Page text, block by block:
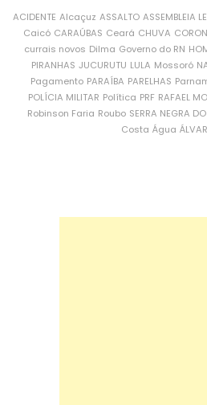
ACIDENTE Alcaçuz ASSALTO ASSEMBLEIA
Caicó CARAÚBAS Ceará CHUVA
currais novos Dilma Governo do RN
PIRANHAS JUCURUTU LULA Mossoró
Pagamento PARAÍBA PARELHAS
POLÍCIA MILITAR Política PRF RAFAEL
Robinson Faria Roubo SERRA NEGRA
Costa Água